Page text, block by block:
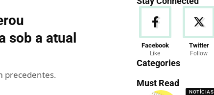
sob a atual
precedentes.
Facebook
Like
Twitter
Follow
Categories
Must Read
NOTÍCIAS